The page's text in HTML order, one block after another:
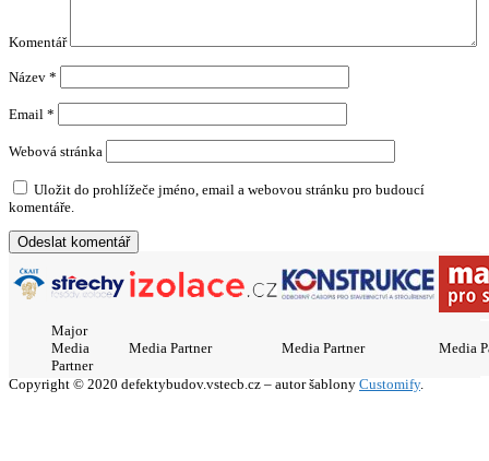
Komentář
Název *
Email *
Webová stránka
Uložit do prohlížeče jméno, email a webovou stránku pro budoucí
komentáře.
Major
Media
Partner
Media Partner Media Partner Media
Copyright © 2020 defektybudov.vstecb.cz – autor šablony Customify.